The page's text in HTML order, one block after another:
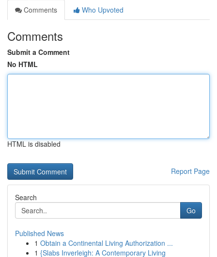
Comments
Who Upvoted
Comments
Submit a Comment
No HTML
HTML is disabled
Report Page
Search
Go
Published News
1 Obtain a Continental Living Authorization ...
1 {Slabs Inverleigh: A Contemporary Living